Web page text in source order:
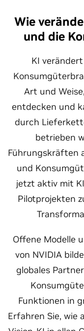
Wie
und die
KI
Art und
entdecken und
durch
betrieben
Führungskräften
und
jetzt aktiv mit
Pilotprojekten
Offene Modelle
von NVIDIA
globales
Funktionen in
Erfahren Sie, wie